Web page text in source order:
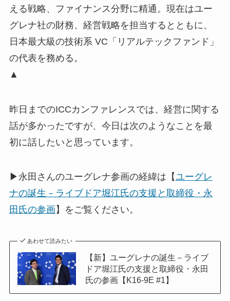
える戦略、ファイナンス分野に精通。現在はユー
グレナ社の財務、経営戦略を担当するとともに、
日本最大級の技術系 VC「リアルテックファンド」
の代表を務める。
▲
昨日までのICCカンファレンスでは、経営に関する
話が多かったですが、今日は次のようなことを最
初に話したいと思っています。
▶永田さんのユーグレナ参画の経緯は【ユーグレ
ナの誕生－ライブドア堀江氏の支援と取締役・永
田氏の参画】をご覧ください。
あわせて読みたい
【新】ユーグレナの誕生－ライブ
ドア堀江氏の支援と取締役・永田
氏の参画【K16-9E #1】